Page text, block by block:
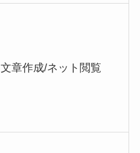
文章作成/ネット閲覧